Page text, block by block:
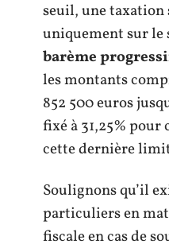
seuil, une taxation
uniquement sur le
barème
les montants
852 500 euros
fixé à 31,25% pour
cette dernière
Soulignons qu’il
particuliers en
fiscale en cas de